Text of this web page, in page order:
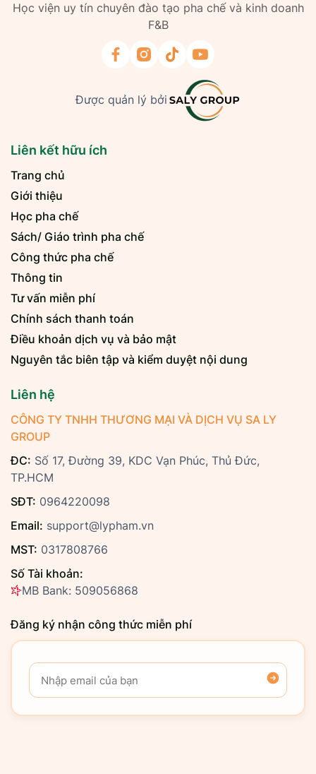
Học viện uy tín chuyên đào tạo pha chế và kinh doanh
F&B
Được quản lý bởi
Liên kết hữu ích
Trang chủ
Giới thiệu
Học pha chế
Sách/ Giáo trình pha chế
Công thức pha chế
Thông tin
Tư vấn miễn phí
Chính sách thanh toán
Điều khoản dịch vụ và bảo mật
Nguyên tắc biên tập và kiểm duyệt nội dung
Liên hệ
CÔNG TY TNHH THƯƠNG MẠI VÀ DỊCH VỤ SA LY
GROUP
ĐC: Số 17, Đường 39, KDC Vạn Phúc, Thủ Đức,
TP.HCM
SĐT: 0964220098
Email: support@lypham.vn
MST: 0317808766
Số Tài khoản:
MB Bank: 509056868
Đăng ký nhận công thức miễn phí